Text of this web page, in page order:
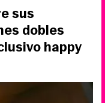
sus
dobles
happy